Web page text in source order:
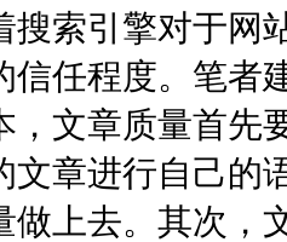
搜索引擎对于网
信任程度。笔者
，文章质量首先
文章进行自己的
做上去。其次，